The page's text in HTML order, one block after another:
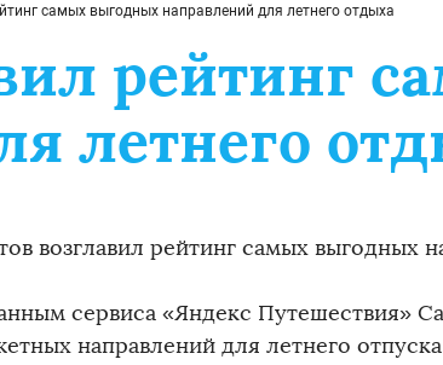
самых выгодных направлений для летнего отдыха
рейтинг
летнего
возглавил рейтинг самых выгодных
сервиса «Яндекс Путешествия»
направлений для летнего